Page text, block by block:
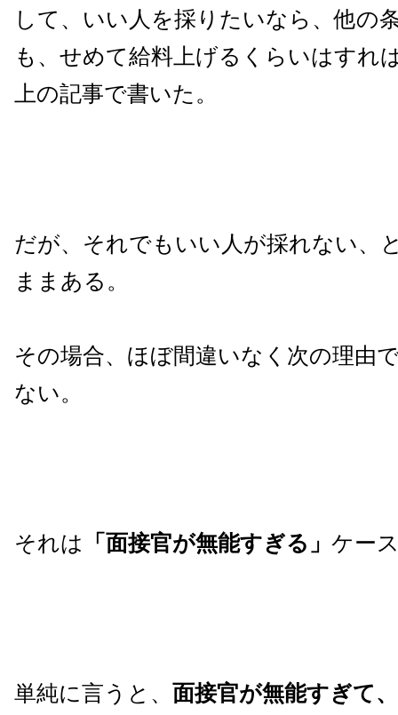
して、いい人を採りたいなら、他の
も、せめて給料上げるくらいはすれ
上の記事で書いた。
だが、それでもいい人が採れない、
ままある。
その場合、ほぼ間違いなく次の理由
ない。
それは 「面接官が無能すぎる」 ケー
単純に言うと、 面接官が無能すぎて